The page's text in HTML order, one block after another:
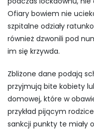
Ofiary bowiem nie
szpitalne odziały
również dzwonili pod
im się krzywda.
Zbliżone dane podają
przyjmują bite kobiety
domowej, które w
przykład pijącym
sankcji punkty te miały